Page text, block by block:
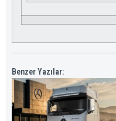
Benzer Yazılar: